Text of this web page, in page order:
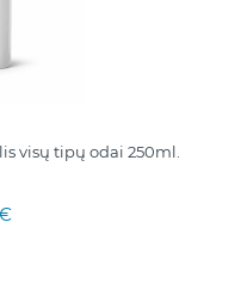
visų tipų odai 250ml.